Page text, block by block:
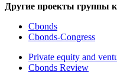
Другие проекты группы
Cbonds
Cbonds-Congress
Private equity and
Cbonds Review